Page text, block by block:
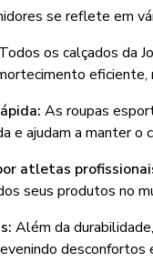
se reflete em
Todos os calçados da
As roupas
e ajudam a manter
atletas
seus produtos no
Além da
desconfortos